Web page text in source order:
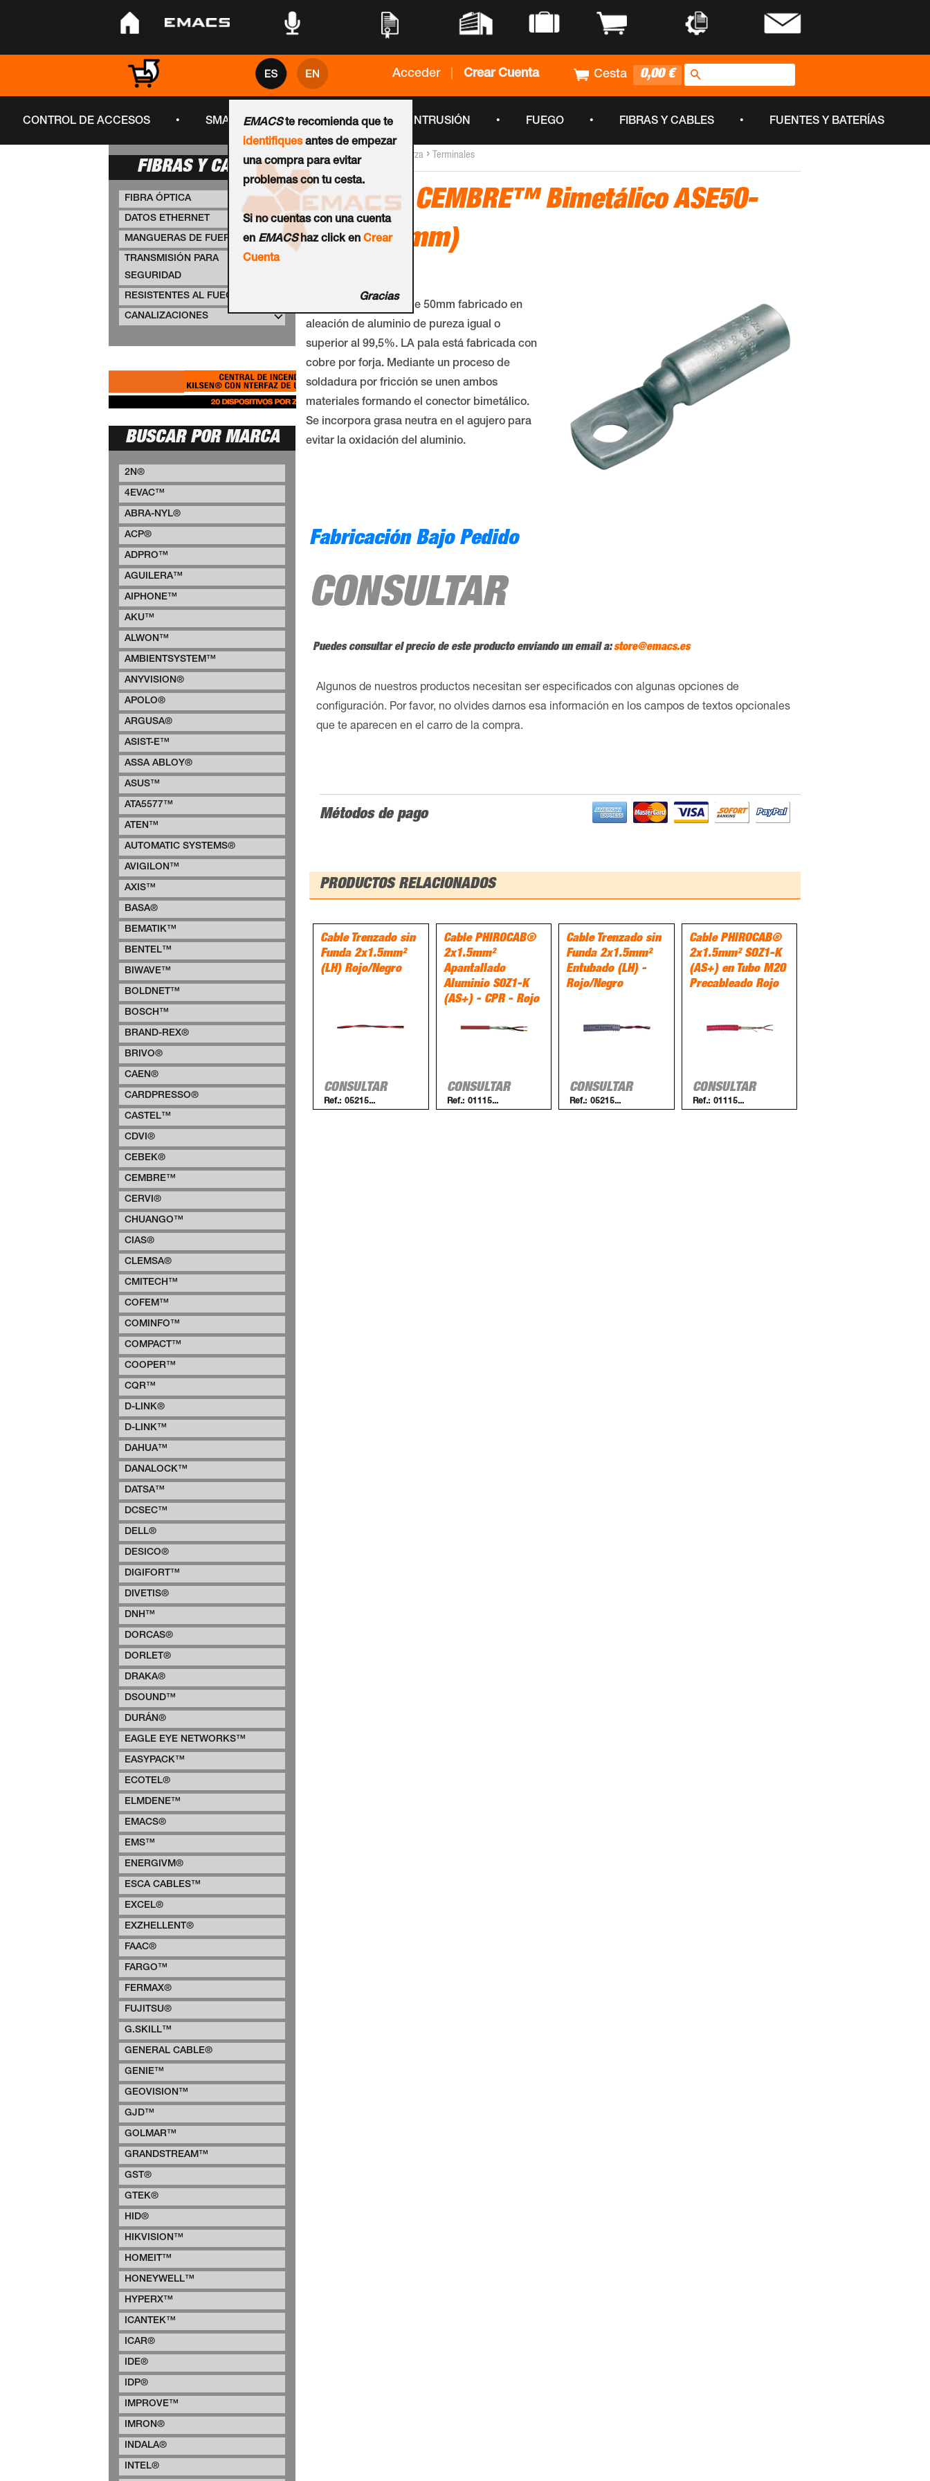
•
Acceder Crear Cuenta Cesta 0,00 €
EMACSte recomienda que te
identifiquesantes de empezar
una compra para evitar
problemas con tu cesta.
Si no cuentas con una cuenta
en EMACShaz click enCrear
Cuenta
Gracias
CONTROL DE ACCESOS • SMART CITY • CCTV • INTRUSIÓN • FUEGO • FIBRAS Y CABLES • FUENTES Y BATERÍAS
FIBRAS Y CABLES
FIBRA ÓPTICA
DATOS ETHERNET
MANGUERAS DE FUERZA
TRANSMISIÓN PARA
SEGURIDAD
RESISTENTES AL FUEGO
CANALIZACIONES
BUSCAR POR MARCA
2N®
4EVAC™
ABRA-NYL®
ACP®
ADPRO™
AGUILERA™
AIPHONE™
AKU™
ALWON™
AMBIENTSYSTEM™
ANYVISION®
APOLO®
ARGUSA®
ASIST-E™
ASSA ABLOY®
ASUS™
ATA5577™
ATEN™
AUTOMATIC SYSTEMS®
AVIGILON™
AXIS™
BASA®
BEMATIK™
BENTEL™
BIWAVE™
BOLDNET™
BOSCH™
BRAND-REX®
BRIVO®
CAEN®
CARDPRESSO®
CASTEL™
CDVI®
CEBEK®
CEMBRE™
CERVI®
CHUANGO™
CIAS®
CLEMSA®
CMITECH™
COFEM™
COMINFO™
COMPACT™
COOPER™
CQR™
D-LINK®
D-LINK™
DAHUA™
DANALOCK™
DATSA™
DCSEC™
DELL®
DESICO®
DIGIFORT™
DIVETIS®
DNH™
DORCAS®
DORLET®
DRAKA®
DSOUND™
DURÁN®
EAGLE EYE NETWORKS™
EASYPACK™
ECOTEL®
ELMDENE™
EMACS®
EMS™
ENERGIVM®
ESCA CABLES™
EXCEL®
EXZHELLENT®
FAAC®
FARGO™
FERMAX®
FUJITSU®
G.SKILL™
GENERAL CABLE®
GENIE™
GEOVISION™
GJD™
GOLMAR™
GRANDSTREAM™
GST®
GTEK®
HID®
HIKVISION™
HOMEIT™
HONEYWELL™
HYPERX™
ICANTEK™
ICAR®
IDE®
IDP®
IMPROVE™
IMRON®
INDALA®
INTEL®
Inicio › Mangueras de Fuerza › Terminales
Terminal CEMBRE™ Bimetálico ASE50-
M12 (50mm)
Terminal bimetálico de 50mm fabricado en
aleación de aluminio de pureza igual o
superior al 99,5%. LA pala está fabricada con
cobre por forja. Mediante un proceso de
soldadura por fricción se unen ambos
materiales formando el conector bimetálico.
Se incorpora grasa neutra en el agujero para
evitar la oxidación del aluminio.
Fabricación Bajo Pedido
CONSULTAR
Puedes consultar el precio de este producto enviando un email a:store@emacs.es
Algunos de nuestros productos necesitan ser especificados con algunas opciones de
configuración. Por favor, no olvides darnos esa información en los campos de textos opcionales
que te aparecen en el carro de la compra.
Métodos de pago
PRODUCTOS RELACIONADOS
Cable Trenzado sin
Funda 2x1.5mm²
(LH) Rojo/Negro
CONSULTAR
Ref.: 05215...
Cable PHIROCAB®
2x1.5mm²
Apantallado
Aluminio S0Z1-K
(AS+) - CPR - Rojo
CONSULTAR
Ref.: 01115...
Cable Trenzado sin
Funda 2x1.5mm²
Entubado (LH) -
Rojo/Negro
CONSULTAR
Ref.: 05215...
Cable PHIROCAB®
2x1.5mm² SOZ1-K
(AS+) en Tubo M20
Precableado Rojo
CONSULTAR
Ref.: 01115...